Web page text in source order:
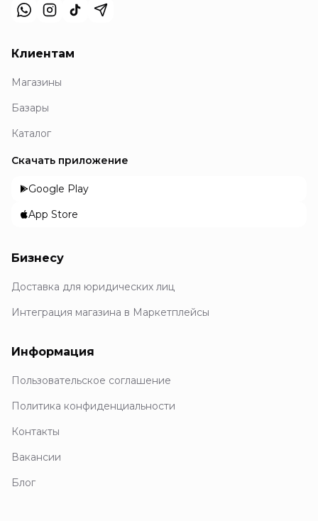
Клиентам
Магазины
Базары
Каталог
Скачать приложение
Google Play
App Store
Бизнесу
Доставка для юридических лиц
Интеграция магазина в Маркетплейсы
Информация
Пользовательское соглашение
Политика конфиденциальности
Контакты
Вакансии
Блог